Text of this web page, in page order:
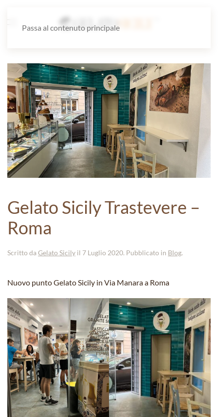
Passa al contenuto principale
Gelato Sicily Trastevere –
Roma
Scritto da Gelato Sicily il 7 Luglio 2020. Pubblicato in Blog.
Nuovo punto Gelato Sicily in Via Manara a Roma